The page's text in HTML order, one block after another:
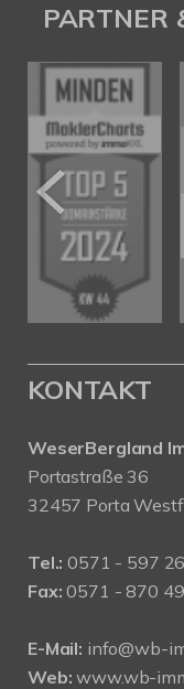
PARTNER
KONTAKT
WeserBergland
Portastraße 36
32457 Porta
Tel.: 0571 - 597
Fax: 0571 - 870
E-Mail: info@wb-
Web: www.wb-